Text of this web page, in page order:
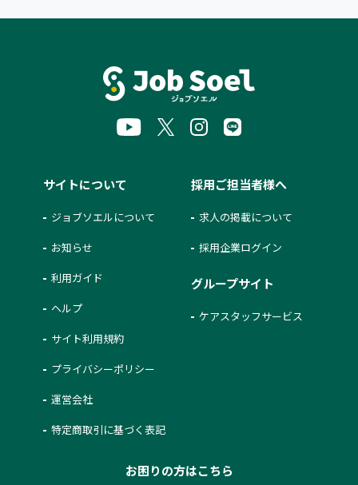
サイトについて
ジョブソエルについて
お知らせ
利用ガイド
ヘルプ
サイト利用規約
プライバシーポリシー
運営会社
特定商取引に基づく表記
採用ご担当者様へ
求人の掲載について
採用企業ログイン
グループサイト
ケアスタッフサービス
お困りの方はこちら